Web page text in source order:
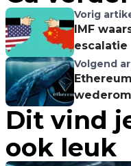
Vorig
IMF
Volgend
Dit vind
ook leuk